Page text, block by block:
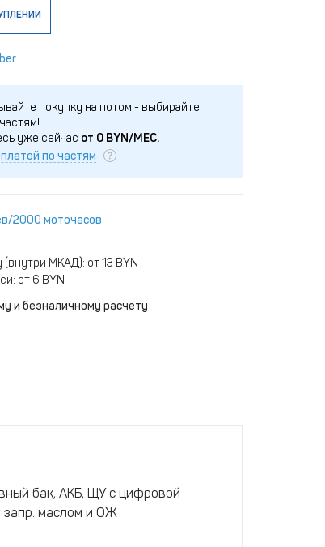
покупку на потом - выбирайте
уже сейчас от 0BYN/МЕС.
по частям
2000 моточасов
МКАД): от 13 BYN
от 6 BYN
и безналичному расчету
бак, АКБ, ЩУ с цифровой
запр. маслом и ОЖ